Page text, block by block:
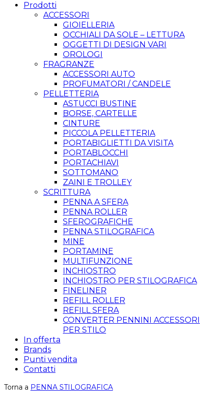
Prodotti
ACCESSORI
GIOIELLERIA
OCCHIALI DA SOLE – LETTURA
OGGETTI DI DESIGN VARI
OROLOGI
FRAGRANZE
ACCESSORI AUTO
PROFUMATORI / CANDELE
PELLETTERIA
ASTUCCI BUSTINE
BORSE, CARTELLE
CINTURE
PICCOLA PELLETTERIA
PORTABIGLIETTI DA VISITA
PORTABLOCCHI
PORTACHIAVI
SOTTOMANO
ZAINI E TROLLEY
SCRITTURA
PENNA A SFERA
PENNA ROLLER
SFEROGRAFICHE
PENNA STILOGRAFICA
MINE
PORTAMINE
MULTIFUNZIONE
INCHIOSTRO
INCHIOSTRO PER STILOGRAFICA
FINELINER
REFILL ROLLER
REFILL SFERA
CONVERTER PENNINI ACCESSORI
PER STILO
In offerta
Brands
Punti vendita
Contatti
Torna a PENNA STILOGRAFICA